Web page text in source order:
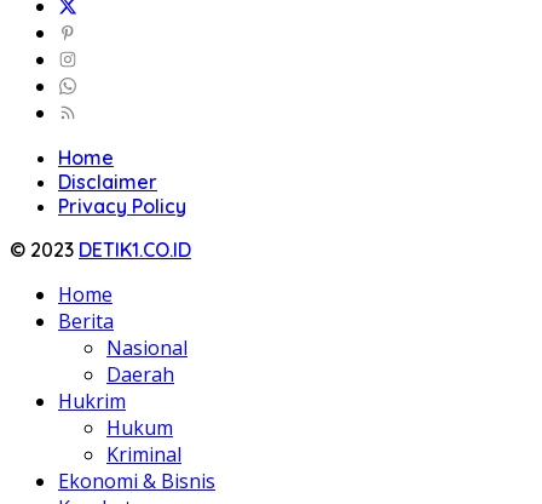
Home
Disclaimer
Privacy Policy
© 2023 DETIK1.CO.ID
Home
Berita
Nasional
Daerah
Hukrim
Hukum
Kriminal
Ekonomi & Bisnis